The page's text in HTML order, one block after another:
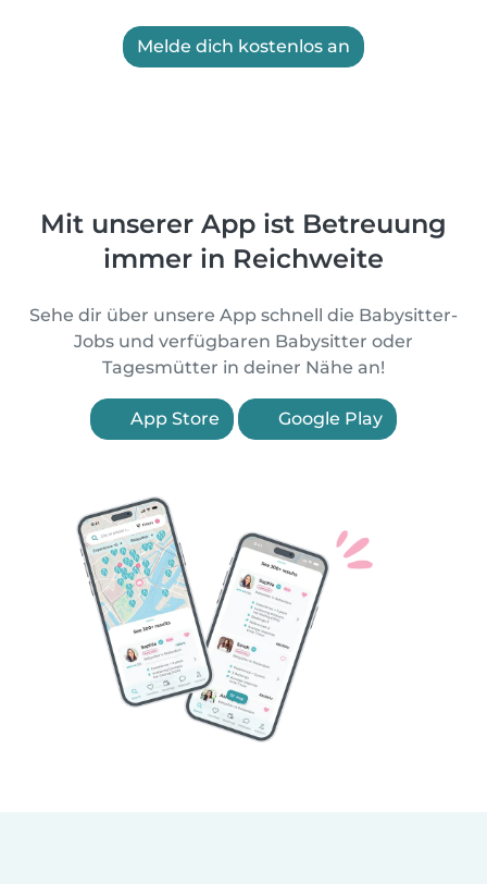
Melde dich kostenlos an
Mit unserer App ist Betreuung
immer in Reichweite
Sehe dir über unsere App schnell die Babysitter-
Jobs und verfügbaren Babysitter oder
Tagesmütter in deiner Nähe an!
App Store Google Play